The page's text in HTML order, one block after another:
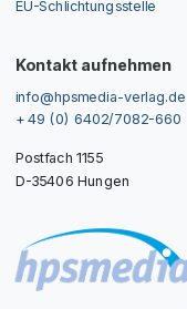
EU-Schlichtungsstelle
Kontakt aufnehmen
info@hpsmedia-verlag.de
+ 49 (0) 6402/7082-660
Postfach 1155
D-35406 Hungen